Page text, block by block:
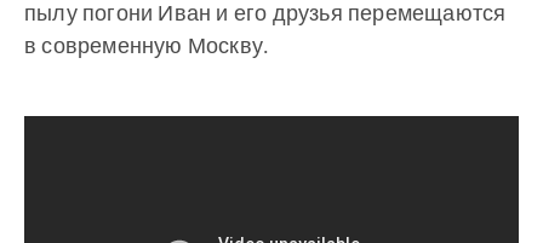
пылу погони Иван и его друзья перемещаются
в современную Москву.